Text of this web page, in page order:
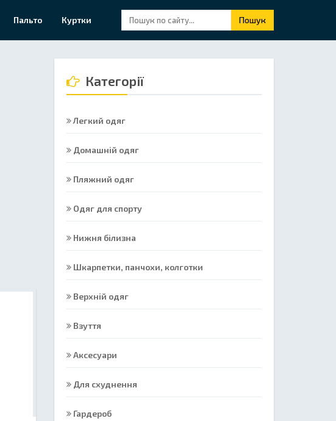
Пальто Куртки Пошук
Категорії
Легкий одяг
Домашній одяг
Пляжний одяг
Одяг для спорту
Нижня білизна
Шкарпетки, панчохи, колготки
Верхній одяг
Взуття
Аксесуари
Для схуднення
Гардероб